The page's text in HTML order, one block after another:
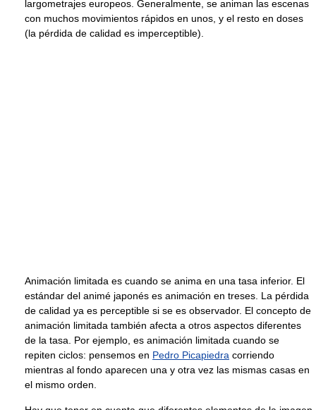
largometrajes europeos. Generalmente, se animan las escenas
con muchos movimientos rápidos en unos, y el resto en doses
(la pérdida de calidad es imperceptible).
Animación limitada es cuando se anima en una tasa inferior. El
estándar del animé japonés es animación en treses. La pérdida
de calidad ya es perceptible si se es observador. El concepto de
animación limitada también afecta a otros aspectos diferentes
de la tasa. Por ejemplo, es animación limitada cuando se
repiten ciclos: pensemos en Pedro Picapiedra corriendo
mientras al fondo aparecen una y otra vez las mismas casas en
el mismo orden.